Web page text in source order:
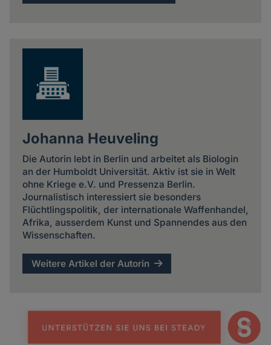
Johanna Heuveling
Die Autorin lebt in Berlin und arbeitet als Biologin
an der Humboldt Universität. Aktiv ist sie in Welt
ohne Kriege e.V. und Pressenza Berlin.
Journalistisch interessiert sie besonders
Flüchtlingspolitik, der internationale Waffenhandel,
Afrika, ausserdem Kunst und Spannendes aus den
Wissenschaften.
Weitere Artikel der Autorin